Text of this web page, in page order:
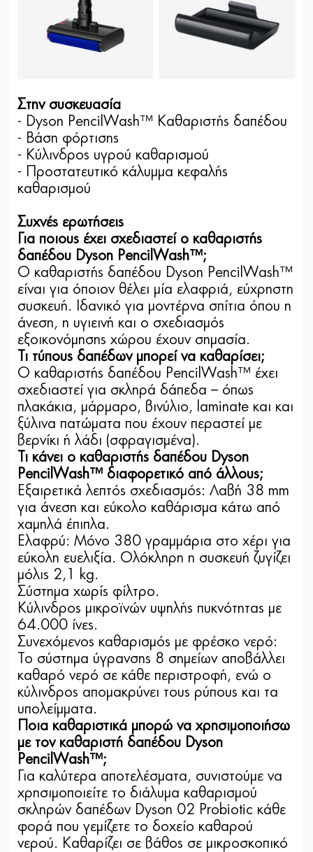
Στην συσκευασία
- Dyson PencilWash™ Καθαριστής δαπέδου
- Βάση φόρτισης
- Κύλινδρος υγρού καθαρισμού
- Προστατευτικό κάλυμμα κεφαλής
καθαρισμού
Συχνές ερωτήσεις
Για ποιους έχει σχεδιαστεί ο καθαριστής
δαπέδου Dyson PencilWash™;
Ο καθαριστής δαπέδου Dyson PencilWash™
είναι για όποιον θέλει μία ελαφριά, εύχρηστη
συσκευή. Ιδανικό για μοντέρνα σπίτια όπου η
άνεση, η υγιεινή και ο σχεδιασμός
εξοικονόμησης χώρου έχουν σημασία.
Τι τύπους δαπέδων μπορεί να καθαρίσει;
Ο καθαριστής δαπέδου PencilWash™ έχει
σχεδιαστεί για σκληρά δάπεδα – όπως
πλακάκια, μάρμαρο, βινύλιο, laminate και και
ξύλινα πατώματα που έχουν περαστεί με
βερνίκι ή λάδι (σφραγισμένα).
Τι κάνει ο καθαριστής δαπέδου Dyson
PencilWash™ διαφορετικό από άλλους;
Εξαιρετικά λεπτός σχεδιασμός: Λαβή 38 mm
για άνεση και εύκολο καθάρισμα κάτω από
χαμηλά έπιπλα.
Ελαφρύ: Μόνο 380 γραμμάρια στο χέρι για
εύκολη ευελιξία. Ολόκληρη η συσκευή ζυγίζει
μόλις 2,1 kg.
Σύστημα χωρίς φίλτρο.
Κύλινδρος μικροϊνών υψηλής πυκνότητας με
64.000 ίνες.
Συνεχόμενος καθαρισμός με φρέσκο ​​νερό:
Το σύστημα ύγρανσης 8 σημείων αποβάλλει
καθαρό νερό σε κάθε περιστροφή, ενώ ο
κύλινδρος απομακρύνει τους ρύπους και τα
υπολείμματα.
Ποια καθαριστικά μπορώ να χρησιμοποιήσω
με τον καθαριστή δαπέδου Dyson
PencilWash™;
Για καλύτερα αποτελέσματα, συνιστούμε να
χρησιμοποιείτε το διάλυμα καθαρισμού
σκληρών δαπέδων Dyson 02 Probiotic κάθε
φορά που γεμίζετε το δοχείο καθαρού
νερού. Καθαρίζει σε βάθος σε μικροσκοπικό